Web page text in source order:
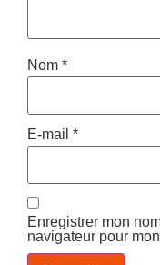
Nom *
E-mail *
Enregistrer mon
navigateur pour